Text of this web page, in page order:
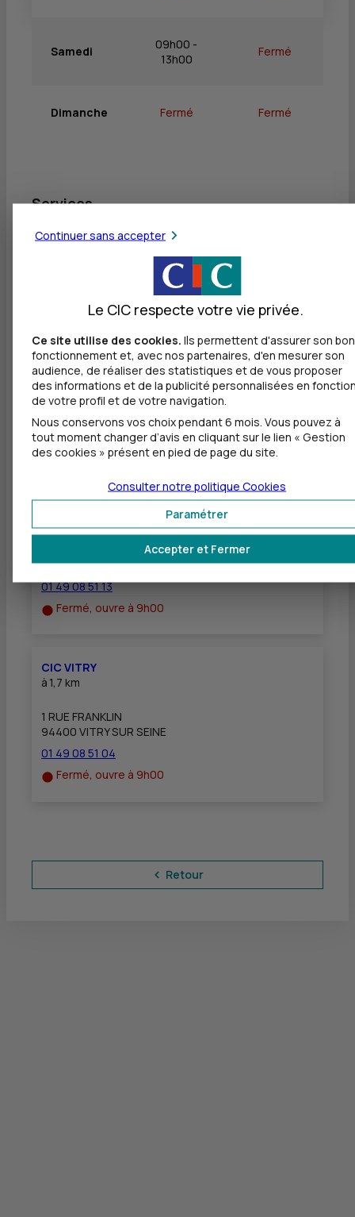
Samedi
09h00 -
13h00
Fermé
Dimanche Fermé Fermé
Services
Retrait de billets EUR
Dépôt valorisé de billets EUR
Dépôt de monnaie EUR
Dépôt de chèques EUR
Equipement pour déficients visuels
Autres agences les plus proches
CIC VITRY STALINGRAD
1 ALLEE PIERRE LAMOUROUX
94400 VITRY SUR SEINE
01 49 08 51 13
Fermé, ouvre à 9h00
CIC VITRY
à 1,7 km
1 RUE FRANKLIN
94400 VITRY SUR SEINE
01 49 08 51 04
Fermé, ouvre à 9h00
Retour
Continuer sans accepter
Le CIC respecte votre vie privée.
Ce site utilise des cookies. Ils permettent d'assurer son bon
fonctionnement et, avec nos partenaires, d'en mesurer son
audience, de réaliser des statistiques et de vous proposer
des informations et de la publicité personnalisées en
de votre profil et de votre navigation.
Nous conservons vos choix pendant 6 mois. Vous pouvez à
tout moment changer d’avis en cliquant sur le lien « Gestion
des cookies » présent en pied de page du site.
Accepter et Fermer
Paramétrer
Consulter notre politique Cookies